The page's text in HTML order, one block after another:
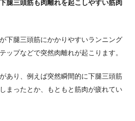
下腿三頭筋も肉離れを起こしやすい筋肉
下腿三頭筋にかかりやすいランニング
ップなどで突然肉離れが起こります。
あり、例えば突然瞬間的に下腿三頭筋
まったとか、もともと筋肉が疲れてい